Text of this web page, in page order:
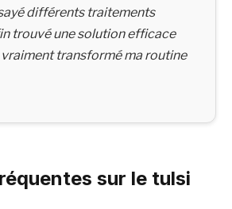
différents traitements
trouvé une solution efficace
vraiment transformé ma routine
sur le tulsi